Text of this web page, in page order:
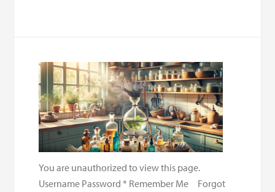
You are unauthorized to view this page.
Username Password * Remember Me Forgot